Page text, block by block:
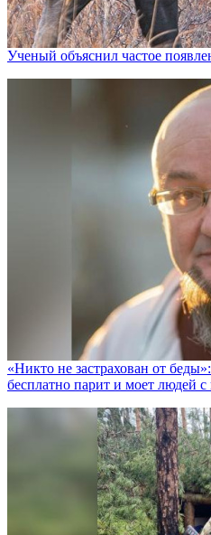
Ученый объяснил частое
«Никто не заcтрахован от
бесплатно парит и моет людей